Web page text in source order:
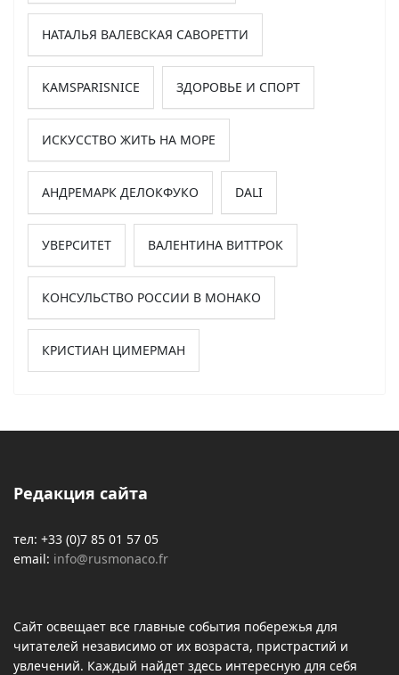
НАТАЛЬЯ ВАЛЕВСКАЯ САВОРЕТТИ
KAMSPARISNICE ЗДОРОВЬЕ И СПОРТ
ИСКУССТВО ЖИТЬ НА МОРЕ
АНДРЕМАРК ДЕЛОКФУКО DALI
УВЕРСИТЕТ ВАЛЕНТИНА ВИТТРОК
КОНСУЛЬСТВО РОССИИ В МОНАКО
КРИСТИАН ЦИМЕРМАН
Редакция сайта
тел: +33 (0)7 85 01 57 05
email: info@rusmonaco.fr
Сайт освещает все главные события побережья для
читателей независимо от их возраста, пристрастий и
увлечений. Каждый найдет здесь интересную для себя